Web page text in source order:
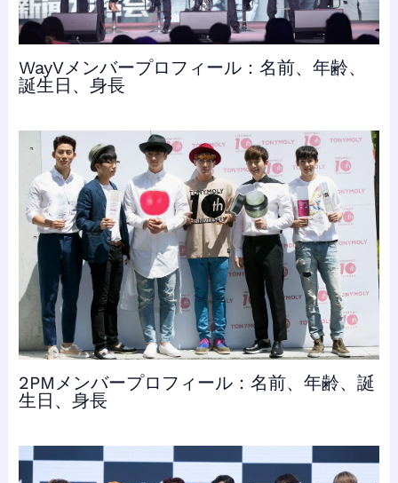
WayVメンバープロフィール：名前、年齢、
誕生日、身長
2PMメンバープロフィール：名前、年齢、誕
生日、身長